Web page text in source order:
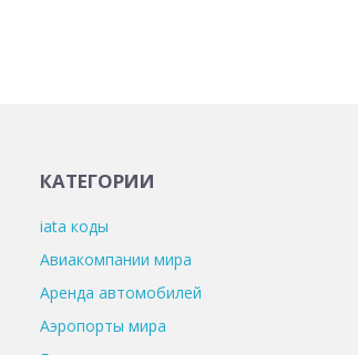
КАТЕГОРИИ
iata коды
Авиакомпании мира
Аренда автомобилей
Аэропорты мира